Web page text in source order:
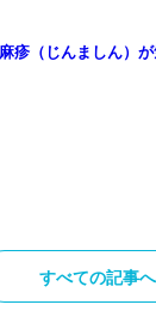
疹（じんましん）
すべての記事へ